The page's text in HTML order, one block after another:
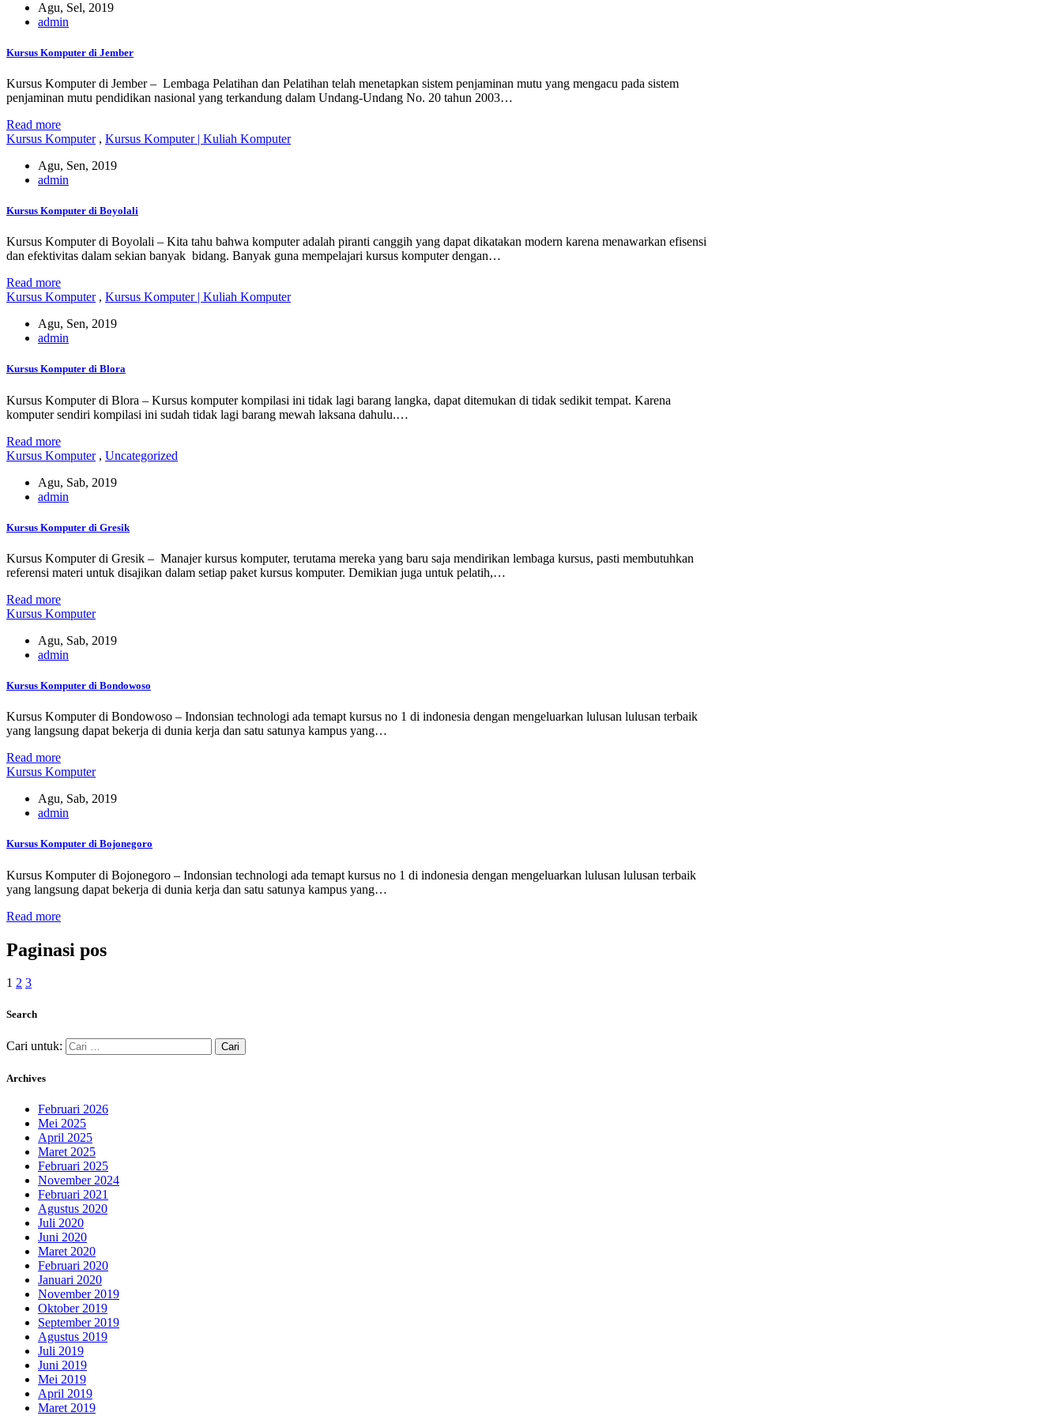
Agu, Sel, 2019
admin
Kursus Komputer di Jember
Kursus Komputer di Jember – Lembaga Pelatihan dan Pelatihan telah menetapkan sistem penjaminan mutu yang mengacu pada sistem
penjaminan mutu pendidikan nasional yang terkandung dalam Undang-Undang No. 20 tahun 2003…
Read more
Kursus Komputer, Kursus Komputer | Kuliah Komputer
Agu, Sen, 2019
admin
Kursus Komputer di Boyolali
Kursus Komputer di Boyolali – Kita tahu bahwa komputer adalah piranti canggih yang dapat dikatakan modern karena menawarkan efisensi
dan efektivitas dalam sekian banyak bidang. Banyak guna mempelajari kursus komputer dengan…
Read more
Kursus Komputer, Kursus Komputer | Kuliah Komputer
Agu, Sen, 2019
admin
Kursus Komputer di Blora
Kursus Komputer di Blora – Kursus komputer kompilasi ini tidak lagi barang langka, dapat ditemukan di tidak sedikit tempat. Karena
komputer sendiri kompilasi ini sudah tidak lagi barang mewah laksana dahulu.…
Read more
Kursus Komputer, Uncategorized
Agu, Sab, 2019
admin
Kursus Komputer di Gresik
Kursus Komputer di Gresik – Manajer kursus komputer, terutama mereka yang baru saja mendirikan lembaga kursus, pasti membutuhkan
referensi materi untuk disajikan dalam setiap paket kursus komputer. Demikian juga untuk pelatih,…
Read more
Kursus Komputer
Agu, Sab, 2019
admin
Kursus Komputer di Bondowoso
Kursus Komputer di Bondowoso – Indonsian technologi ada temapt kursus no 1 di indonesia dengan mengeluarkan lulusan lulusan terbaik
yang langsung dapat bekerja di dunia kerja dan satu satunya kampus yang…
Read more
Kursus Komputer
Agu, Sab, 2019
admin
Kursus Komputer di Bojonegoro
Kursus Komputer di Bojonegoro – Indonsian technologi ada temapt kursus no 1 di indonesia dengan mengeluarkan lulusan lulusan terbaik
yang langsung dapat bekerja di dunia kerja dan satu satunya kampus yang…
Read more
Paginasi pos
1 2 3
Search
Cari untuk:
Archives
Februari 2026
Mei 2025
April 2025
Maret 2025
Februari 2025
November 2024
Februari 2021
Agustus 2020
Juli 2020
Juni 2020
Maret 2020
Februari 2020
Januari 2020
November 2019
Oktober 2019
September 2019
Agustus 2019
Juli 2019
Juni 2019
Mei 2019
April 2019
Maret 2019